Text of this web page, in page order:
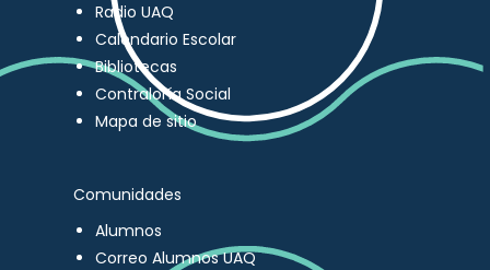
Radio UAQ
Calendario Escolar
Bibliotecas
Contraloría Social
Mapa de sitio
Comunidades
Alumnos
Correo Alumnos UAQ